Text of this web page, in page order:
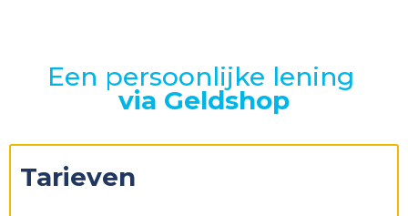
Een persoonlijke lening
via Geldshop
Tarieven